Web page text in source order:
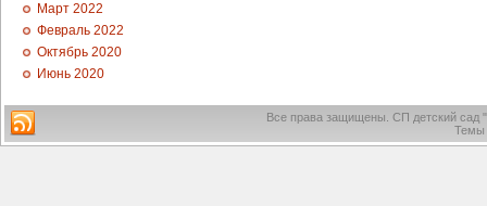
Март 2022
Февраль 2022
Октябрь 2020
Июнь 2020
Все права защищены. СП детский
Темы